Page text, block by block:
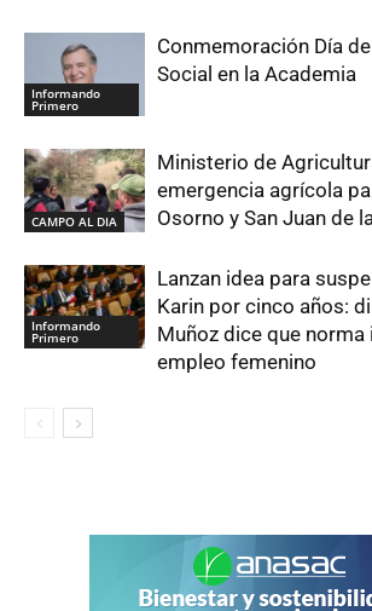
Informando
Primero
Conmemoración Día
Social en la Academia
CAMPO AL DIA
Ministerio de
emergencia agrícola
Osorno y San Juan de
Informando
Primero
Lanzan idea para
Karin por cinco años:
Muñoz dice que norma
empleo femenino